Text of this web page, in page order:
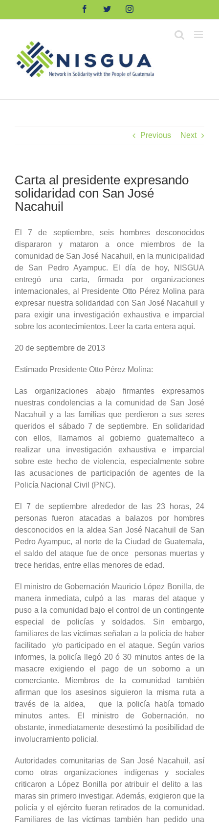
FacebookTwitterInstagram
Previous Next
Carta al presidente expresando
solidaridad con San José
Nacahuil
El 7 de septiembre, seis hombres desconocidos
dispararon y mataron a once miembros de la
comunidad de San José Nacahuil, en la municipalidad
de San Pedro Ayampuc. El día de hoy, NISGUA
entregó una carta, firmada por organizaciones
internacionales, al Presidente Otto Pérez Molina para
expresar nuestra solidaridad con San José Nacahuil y
para exigir una investigación exhaustiva e imparcial
sobre los acontecimientos. Leer la carta entera aquí.
20 de septiembre de 2013
Estimado Presidente Otto Pérez Molina:
Las organizaciones abajo firmantes expresamos
nuestras condolencias a la comunidad de San José
Nacahuil y a las familias que perdieron a sus seres
queridos el sábado 7 de septiembre. En solidaridad
con ellos, llamamos al gobierno guatemalteco a
realizar una investigación exhaustiva e imparcial
sobre este hecho de violencia, especialmente sobre
las acusaciones de participación de agentes de la
Policía Nacional Civil (PNC).
El 7 de septiembre alrededor de las 23 horas, 24
personas fueron atacadas a balazos por hombres
desconocidos en la aldea San José Nacahuil de San
Pedro Ayampuc, al norte de la Ciudad de Guatemala,
el saldo del ataque fue de once personas muertas y
trece heridas, entre ellas menores de edad.
El ministro de Gobernación Mauricio López Bonilla, de
manera inmediata, culpó a las maras del ataque y
puso a la comunidad bajo el control de un contingente
especial de policías y soldados. Sin embargo,
familiares de las víctimas señalan a la policía de haber
facilitado y/o participado en el ataque. Según varios
informes, la policía llegó 20 ó 30 minutos antes de la
masacre exigiendo el pago de un soborno a un
comerciante. Miembros de la comunidad también
afirman que los asesinos siguieron la misma ruta a
través de la aldea, que la policía había tomado
minutos antes. El ministro de Gobernación, no
obstante, inmediatamente desestimó la posibilidad de
involucramiento policial.
Autoridades comunitarias de San José Nacahuil, así
como otras organizaciones indígenas y sociales
criticaron a López Bonilla por atribuir el delito a las
maras sin primero investigar. Además, exigieron que la
policía y el ejército fueran retirados de la comunidad.
Familiares de las víctimas también han pedido una